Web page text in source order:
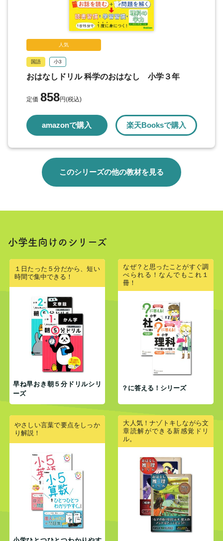
人気
国語 小3
おはなしドリル 科学のおはなし 小学３年
定価 858円(税込)
amazonで購入 楽天Booksで購入
このシリーズの他の教材を見る
小学生向けのシリーズ
１日たった５分だから、短い
時間で集中できる！
早ね早おき朝５分ドリルシリ
ーズ
なぜ？と思ったことがすぐ調
べられる！なんでもこれ１
冊！
？に答える！シリーズ
やさしい言葉で要点をしっか
り解説！
大人気！ナゾトキしながら文
章読解ができる新感覚ドリ
ル。